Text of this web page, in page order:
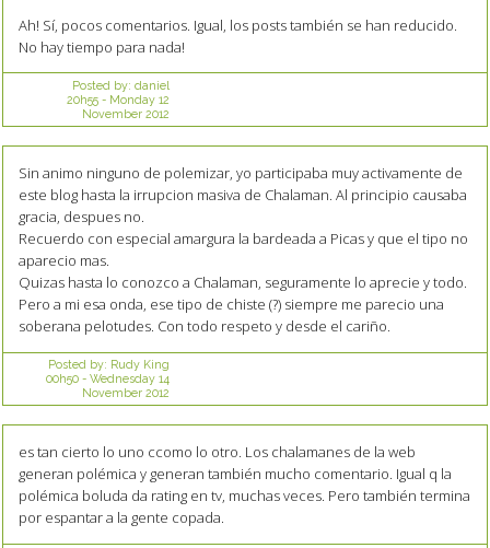
Ah! Sí, pocos comentarios. Igual, los posts también se han reducido.
No hay tiempo para nada!
Posted by: daniel
20h55- Monday 12
November 2012
Sin animo ninguno de polemizar, yo participaba muy activamente de
este blog hasta la irrupcion masiva de Chalaman. Al principio causaba
gracia, despues no.
Recuerdo con especial amargura la bardeada a Picas y que el tipo no
aparecio mas.
Quizas hasta lo conozco a Chalaman, seguramente lo aprecie y todo.
Pero a mi esa onda, ese tipo de chiste (?) siempre me parecio una
soberana pelotudes. Con todo respeto y desde el cariño.
Posted by: Rudy King
00h50- Wednesday 14
November 2012
es tan cierto lo uno ccomo lo otro. Los chalamanes de la web
generan polémica y generan también mucho comentario. Igual q la
polémica boluda da rating en tv, muchas veces. Pero también termina
por espantar a la gente copada.